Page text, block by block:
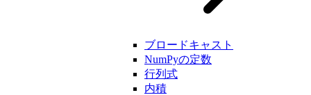
ブロードキャスト
NumPyの定数
行列式
内積